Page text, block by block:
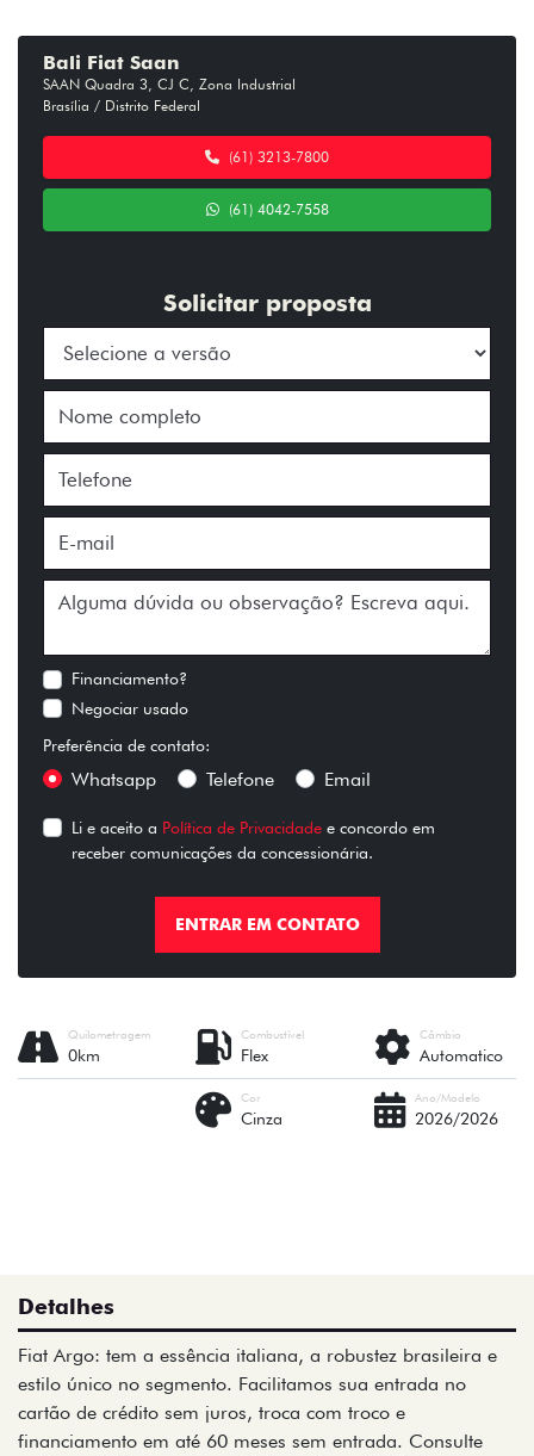
Bali Fiat Saan
SAAN Quadra 3, CJ C, Zona Industrial
Brasília / Distrito Federal
(61) 3213-7800
(61) 4042-7558
Solicitar proposta
Financiamento?
Negociar usado
Preferência de contato:
Whatsapp Telefone Email
Li e aceito a Política de Privacidade e concordo em
receber comunicações da concessionária.
ENTRAR EM CONTATO
Câmbio
Automatico
Combustível
Flex
Quilometragem
0km
Ano/Modelo
2026/2026
Cor
Cinza
Detalhes
Fiat Argo: tem a essência italiana, a robustez brasileira e
estilo único no segmento. Facilitamos sua entrada no
cartão de crédito sem juros, troca com troco e
financiamento em até 60 meses sem entrada. Consulte